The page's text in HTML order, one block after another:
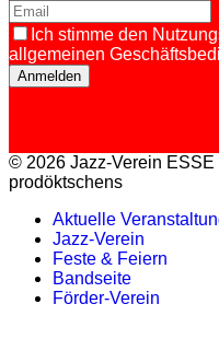
Ich stimme den
allgemeinen
Anmelden
© 2026 Jazz-Verein ESSE
prodöktschens
Aktuelle
Jazz-Verein
Feste & Feiern
Bandseite
Förder-Verein